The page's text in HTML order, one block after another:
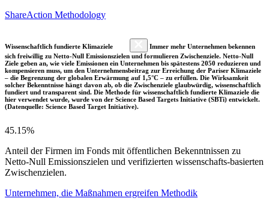
ShareAction Methodology
Wissenschaftlich fundierte Klimaziele
Immer mehr Unternehmen bekennen
sich freiwillig zu Netto-Null Emissionszielen und formulieren Zwischenziele. Netto-Null
Ziele geben an, wie viele Emissionen ein Unternehmen bis spätestens 2050 reduzieren und
kompensieren muss, um den Unternehmensbeitrag zur Erreichung der Pariser Klimaziele
– die Begrenzung der globalen Erwärmung auf 1,5°C – zu erfüllen. Die Wirksamkeit
solcher Bekenntnisse hängt davon ab, ob die Zwischenziele glaubwürdig, wissenschaftlich
fundiert und transparent sind. Die Methode für wissenschaftlich fundierte Klimaziele die
hier verwendet wurde, wurde von der Science Based Targets Initiative (SBTi) entwickelt.
(Datenquelle: Science Based Target Initiative).
45.15%
Anteil der Firmen im Fonds mit öffentlichen Bekenntnissen zu
Netto-Null Emissionszielen und verifizierten wissenschafts-basierten
Zwischenzielen.
Unternehmen, die Maßnahmen ergreifen Methodik